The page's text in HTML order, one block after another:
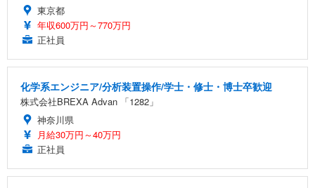
東京都
年収600万円～770万円
正社員
化学系エンジニア/分析装置操作/学士・修士・博士卒歓迎
株式会社BREXA Advan 「1282」
神奈川県
月給30万円～40万円
正社員